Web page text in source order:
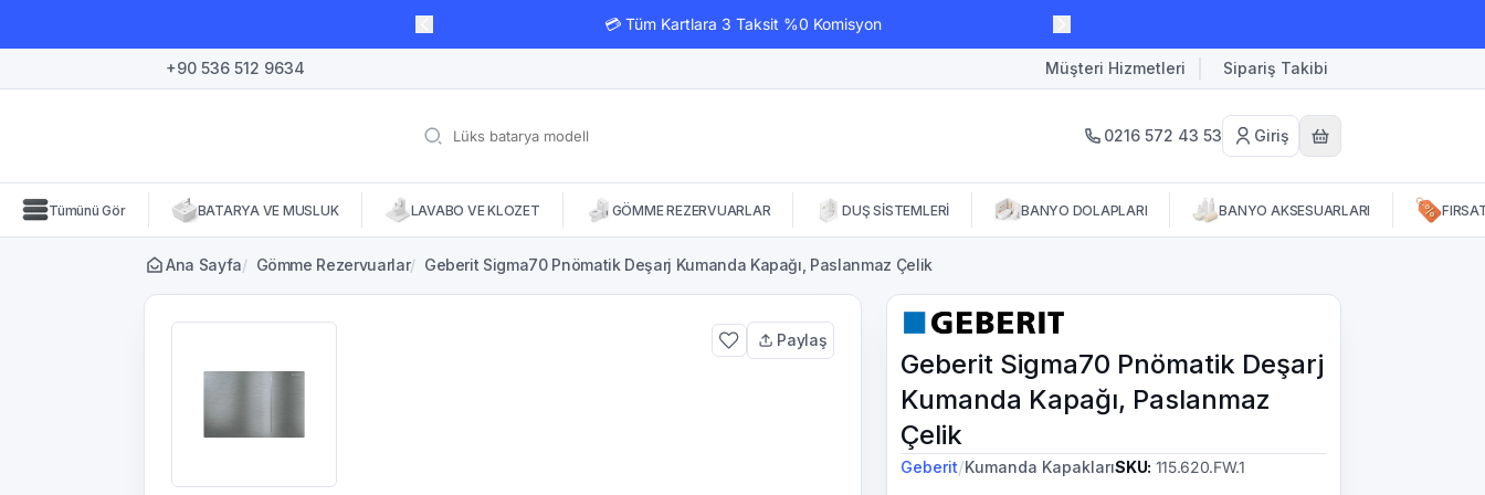
💳 Tüm Kartlara 3 Taksit %0 Komisyon
+90 536 512 9634 Müşteri Hizmetleri Sipariş Takibi
0216 572 43 53 Giriş
Tümünü Gör BATARYA VE MUSLUK LAVABO VE KLOZET GÖMME REZERVUARLAR DUŞ SİSTEMLERİ BANYO DOLAPLARI BANYO AKSESUARLARI
Ana Sayfa/ Gömme Rezervuarlar/ Geberit Sigma70 Pnömatik Deşarj Kumanda Kapağı, Paslanmaz Çelik
Paylaş
Geberit Sigma70 Pnömatik Deşarj
Kumanda Kapağı, Paslanmaz
Çelik
Geberit/Kumanda KapaklarıSKU: 115.620.FW.1